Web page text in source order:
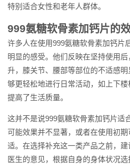
特别适合女性和老年人群体。
999氨糖软骨素加钙片的
许多人在使用999氨糖软骨素加钙片
明显的感受。他们反映在坚持使用
升，膝关节、腰部等部位的不适感
够更轻松地进行日常活动，如上下
提高了生活质量。
这并不是说999氨糖软骨素加钙片适
可能效果并不显著，或者在使用初
适。在选择补充这一类产品之前，
医生的意见，根据自身的身体状况选